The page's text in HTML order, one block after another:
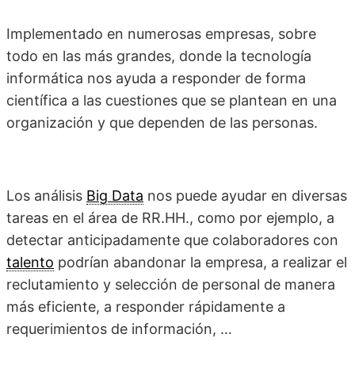
Implementado en numerosas empresas, sobre
todo en las más grandes, donde la tecnología
informática nos ayuda a responder de forma
científica a las cuestiones que se plantean en una
organización y que dependen de las personas.
Los análisis Big Data nos puede ayudar en diversas
tareas en el área de RR.HH., como por ejemplo, a
detectar anticipadamente que colaboradores con
talento podrían abandonar la empresa, a realizar el
reclutamiento y selección de personal de manera
más eficiente, a responder rápidamente a
requerimientos de información, …